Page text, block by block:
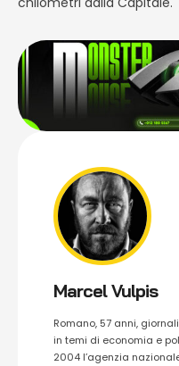
Marcel Vulpis
Romano, 57 anni,
in temi di economia e
2004 l’agenzia